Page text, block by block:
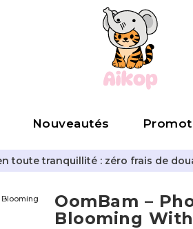
Nouveautés
toute tranquillité : zéro frais de
OomBam –
Blooming